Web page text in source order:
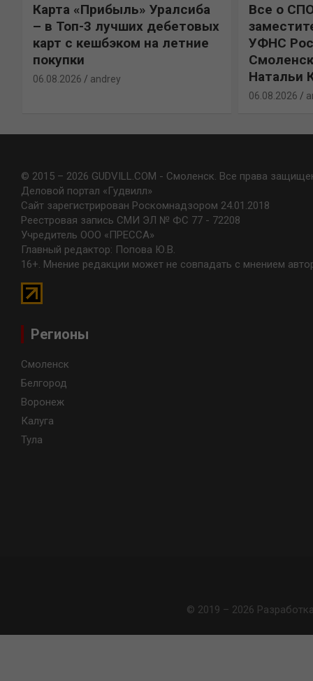
Карта «Прибыль» Уралсиба
– в Топ-3 лучших дебетовых
карт с кешбэком на летние
покупки
06.08.2026 andrey
Все о
УФНС
Натальи
06.08.2026
© 2015 – 2026 GUDVILL.COM - Смоленск. Все права
Деловой портал «Гудвилл»
Сайт зарегистрирован Роскомнадзором 24.01.2018
Реестровая запись СМИ ЭЛ № ФС 77 - 72208
Учредитель ООО «ПРЕССА»
Главный редактор: Попова Ю.В.
16+. Мнение редакции может не совпадать с мнением
Регионы
Смоленск
Белгород
Воронеж
Калуга
Тула
© 2019 – 2026